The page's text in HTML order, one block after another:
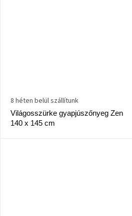
Világosszürke gyapjúszőnyeg Zen
140 x 145 cm
8 héten belül szállítunk